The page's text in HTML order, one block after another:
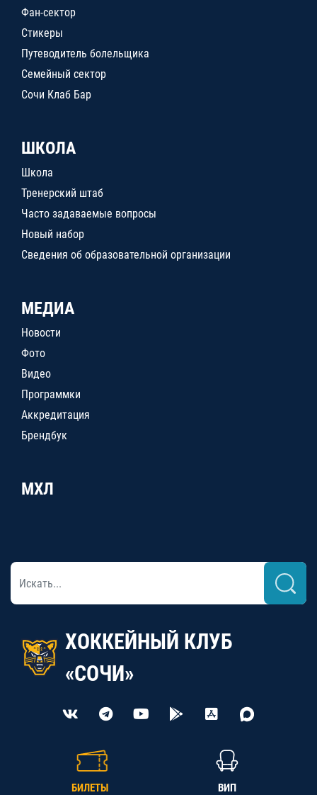
Фан-сектор
Стикеры
Путеводитель болельщика
Семейный сектор
Сочи Клаб Бар
ШКОЛА
Школа
Тренерский штаб
Часто задаваемые вопросы
Новый набор
Сведения об образовательной организации
МЕДИА
Новости
Фото
Видео
Программки
Аккредитация
Брендбук
МХЛ
ХОККЕЙНЫЙ КЛУБ
«СОЧИ»
БИЛЕТЫ ВИП